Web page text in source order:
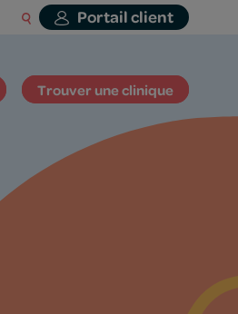
Portail client
Trouver une clinique